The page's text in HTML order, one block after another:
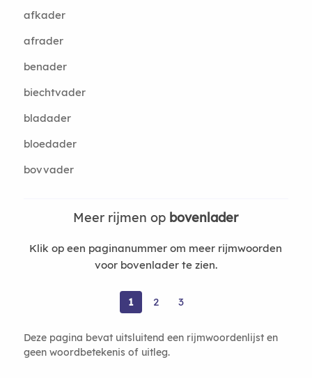
afkader
afrader
benader
biechtvader
bladader
bloedader
bovvader
Meer rijmen op bovenlader
Klik op een paginanummer om meer rijmwoorden
voor bovenlader te zien.
1 2 3
Deze pagina bevat uitsluitend een rijmwoordenlijst en
geen woordbetekenis of uitleg.